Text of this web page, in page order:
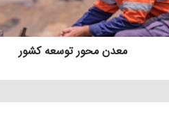
معدن محور توسعه کشور